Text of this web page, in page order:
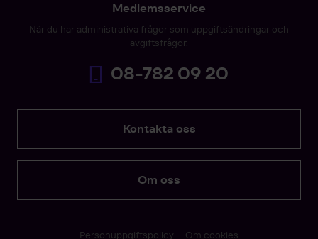
Medlemsservice
När du har administrativa frågor som uppgiftsändringar och
avgiftsfrågor.
08-782 09 20
Kontakta oss
Om oss
Personuppgiftspolicy Om cookies